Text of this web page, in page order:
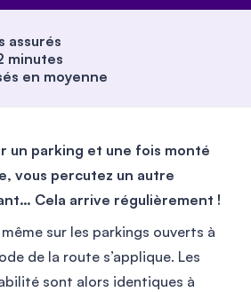
assurés
minutes
en moyenne
un parking et une fois monté
vous percutez un autre
Cela arrive régulièrement !
sur les parkings ouverts à
de la route s’applique. Les
sont alors identiques à